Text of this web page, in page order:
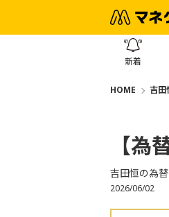
新着
HOME 吉田
【
吉田恒の為
2026/06/02